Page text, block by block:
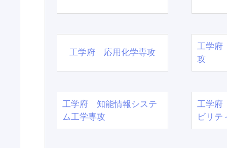
工学府 応用化学専攻
工学府
攻
工学府 知能情報システ
ム工学専攻
工学府
ビリテ